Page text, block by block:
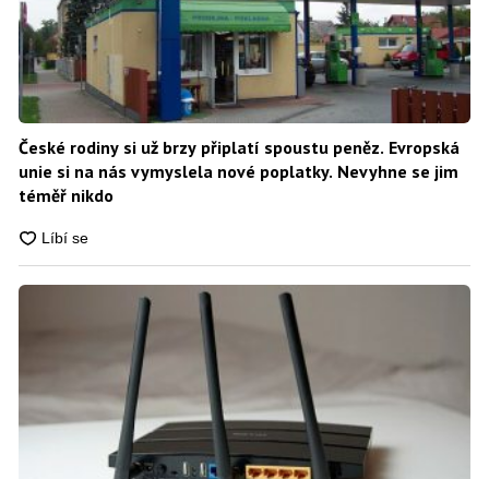
České rodiny si už brzy připlatí spoustu peněz. Evropská
unie si na nás vymyslela nové poplatky. Nevyhne se jim
téměř nikdo